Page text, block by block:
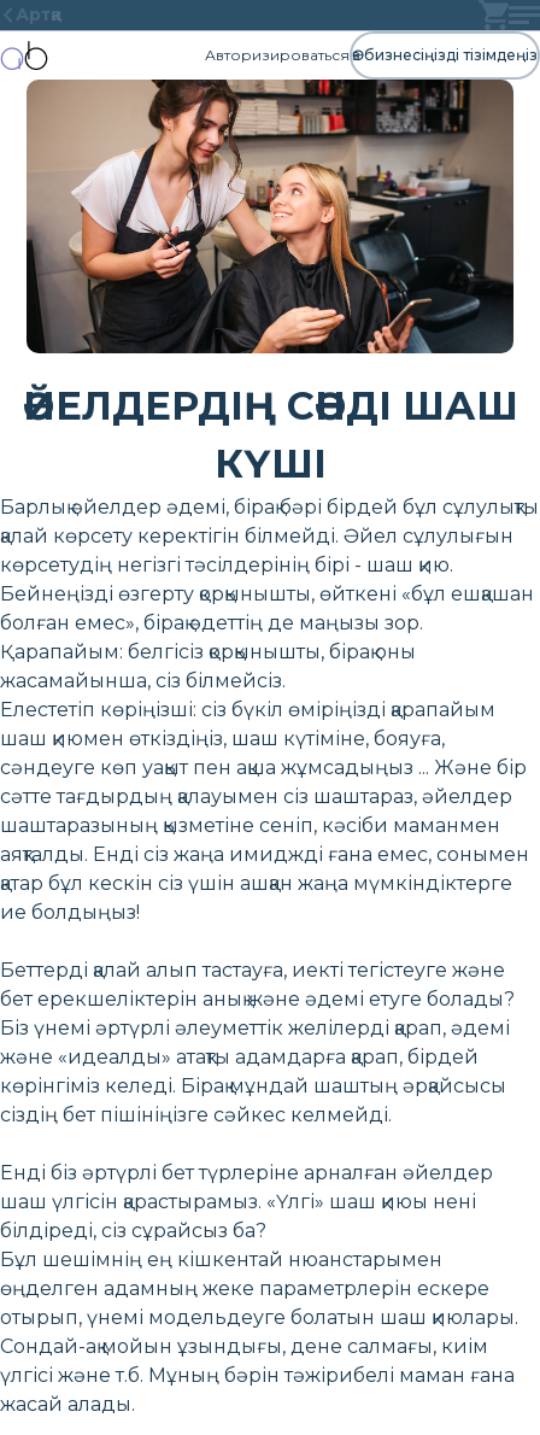
Артқа
Авторизироваться Өз бизнесіңізді тізімдеңіз
ӘЙЕЛДЕРДІҢ СӘНДІ ШАШ
КҮШІ
Барлық әйелдер әдемі, бірақ бәрі бірдей бұл сұлулықты
қалай көрсету керектігін білмейді. Әйел сұлулығын
көрсетудің негізгі тәсілдерінің бірі - шаш қию.
Бейнеңізді өзгерту қорқынышты, өйткені «бұл ешқашан
болған емес», бірақ әдеттің де маңызы зор.
Қарапайым: белгісіз қорқынышты, бірақ оны
жасамайынша, сіз білмейсіз.
Елестетіп көріңізші: сіз бүкіл өміріңізді қарапайым
шаш қиюмен өткіздіңіз, шаш күтіміне, бояуға,
сәндеуге көп уақыт пен ақша жұмсадыңыз ... Және бір
сәтте тағдырдың қалауымен сіз шаштараз, әйелдер
шаштаразының қызметіне сеніп, кәсіби маманмен
аяқталды. Енді сіз жаңа имиджді ғана емес, сонымен
қатар бұл кескін сіз үшін ашқан жаңа мүмкіндіктерге
ие болдыңыз!
Беттерді қалай алып тастауға, иекті тегістеуге және
бет ерекшеліктерін анық және әдемі етуге болады?
Біз үнемі әртүрлі әлеуметтік желілерді қарап, әдемі
және «идеалды» атақты адамдарға қарап, бірдей
көрінгіміз келеді. Бірақ мұндай шаштың әрқайсысы
сіздің бет пішініңізге сәйкес келмейді.
Енді біз әртүрлі бет түрлеріне арналған әйелдер
шаш үлгісін қарастырамыз. «Үлгі» шаш қиюы нені
білдіреді, сіз сұрайсыз ба?
Бұл шешімнің ең кішкентай нюанстарымен
өңделген адамның жеке параметрлерін ескере
отырып, үнемі модельдеуге болатын шаш қиюлары.
Сондай-ақ мойын ұзындығы, дене салмағы, киім
үлгісі және т.б. Мұның бәрін тәжірибелі маман ғана
жасай алады.